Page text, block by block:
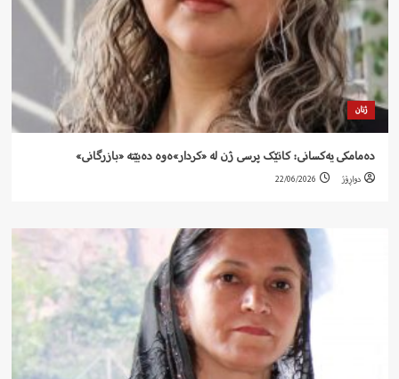
ژنان
دەمامکی یەکسانی: کاتێک پرسی ژن لە «کردار»ەوە دەبێتە «بازرگانی»
دواڕۆژ 22/06/2026